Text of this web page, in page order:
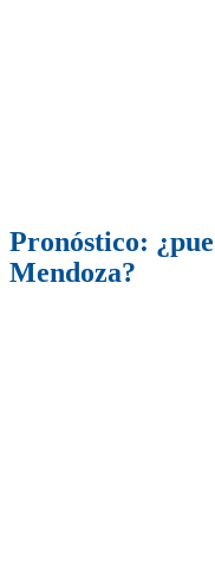
Pronóstico:
Mendoza?